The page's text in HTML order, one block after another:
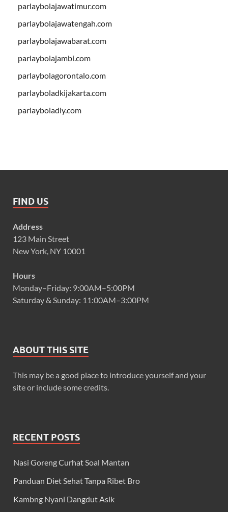
parlaybolajawatimur.com
parlaybolajawatengah.com
parlaybolajawabarat.com
parlaybolajambi.com
parlaybolagorontalo.com
parlayboladkijakarta.com
parlayboladiy.com
FIND US
Address
123 Main Street
New York, NY 10001
Hours
Monday–Friday: 9:00AM–5:00PM
Saturday & Sunday: 11:00AM–3:00PM
ABOUT THIS SITE
This may be a good place to introduce yourself and your
site or include some credits.
RECENT POSTS
Nasi Goreng Curhat Soal Mantan
Panduan Diet Sehat Tanpa Ribet Bro
Kambng Nyani Dangdut Asik